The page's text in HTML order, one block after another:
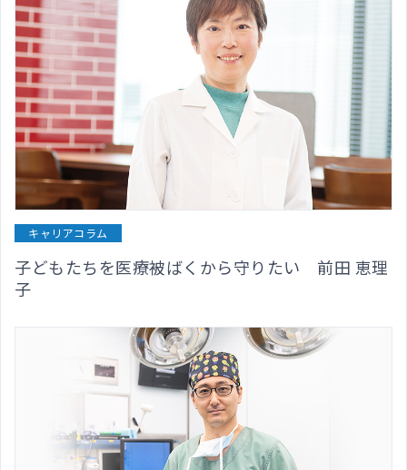
キャリアコラム
子どもたちを医療被ばくから守りたい 前田 恵理
子